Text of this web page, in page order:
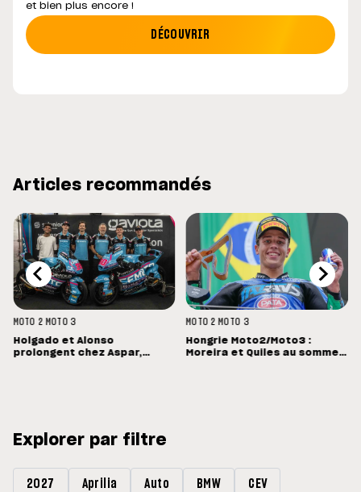
et bien plus encore !
DÉCOUVRIR
Articles recommandés
MOTO 2 MOTO 3
Holgado et Alonso
prolongent chez Aspar,
MOTO 2 MOTO 3
Hongrie Moto2/Moto3 :
Moreira et Quiles au sommet,
Explorer par filtre
2027 Aprilia Auto BMW CEV